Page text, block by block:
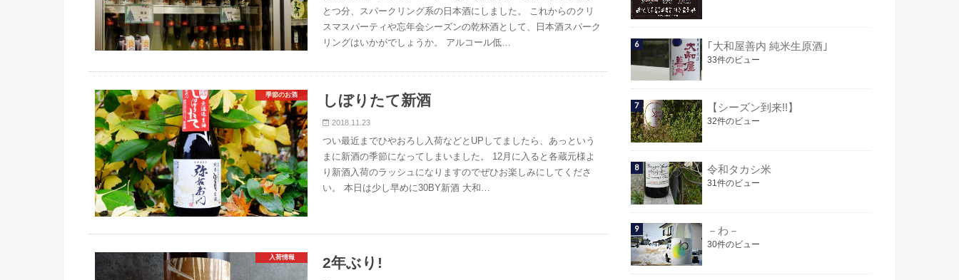
とつ分、スパークリング系の日本酒にしました。 これからのクリ
スマスパーティや忘年会シーズンの乾杯酒として、日本酒スパーク
リングはいかがでしょうか。 アルコール低…
季節のお酒 しぼりたて新酒
2018.11.23
つい最近までひやおろし入荷などとUPしてましたら、あっという
まに新酒の季節になってしまいました。 12月に入ると各蔵元様よ
り新酒入荷のラッシュになりますのでぜひお楽しみにしてくださ
い。 本日は少し早めに30BY新酒 大和…
入荷情報 2年ぶり!
｢大和屋善内 純米生原酒｣
33件のビュー
【シーズン到来!!】
32件のビュー
令和タカシ米
31件のビュー
－わ－
30件のビュー